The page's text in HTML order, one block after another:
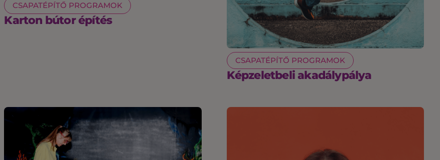
CSAPATÉPÍTŐ PROGRAMOK
Karton bútor építés
CSAPATÉPÍTŐ PROGRAMOK
Képzeletbeli akadálypálya